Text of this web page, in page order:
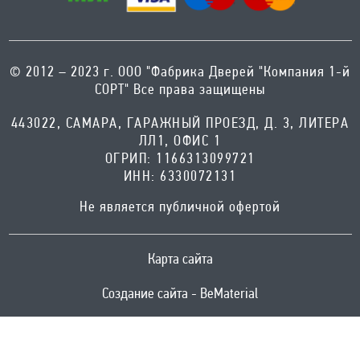
© 2012 – 2023 г. ООО "Фабрика Дверей "Компания 1-й
СОРТ" Все права защищены
443022, САМАРА, ГАРАЖНЫЙ ПРОЕЗД, Д. 3, ЛИТЕРА
ЛЛ1, ОФИС 1
ОГРИП: 1166313099721
ИНН: 6330072131
Не является публичной офертой
Карта сайта
Создание сайта - BeMaterial